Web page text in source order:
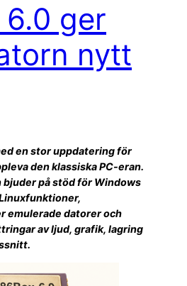
ger
nytt
en stor uppdatering för
den klassiska PC-eran.
bjuder på stöd för Windows
emulerade datorer och
av ljud, grafik, lagring